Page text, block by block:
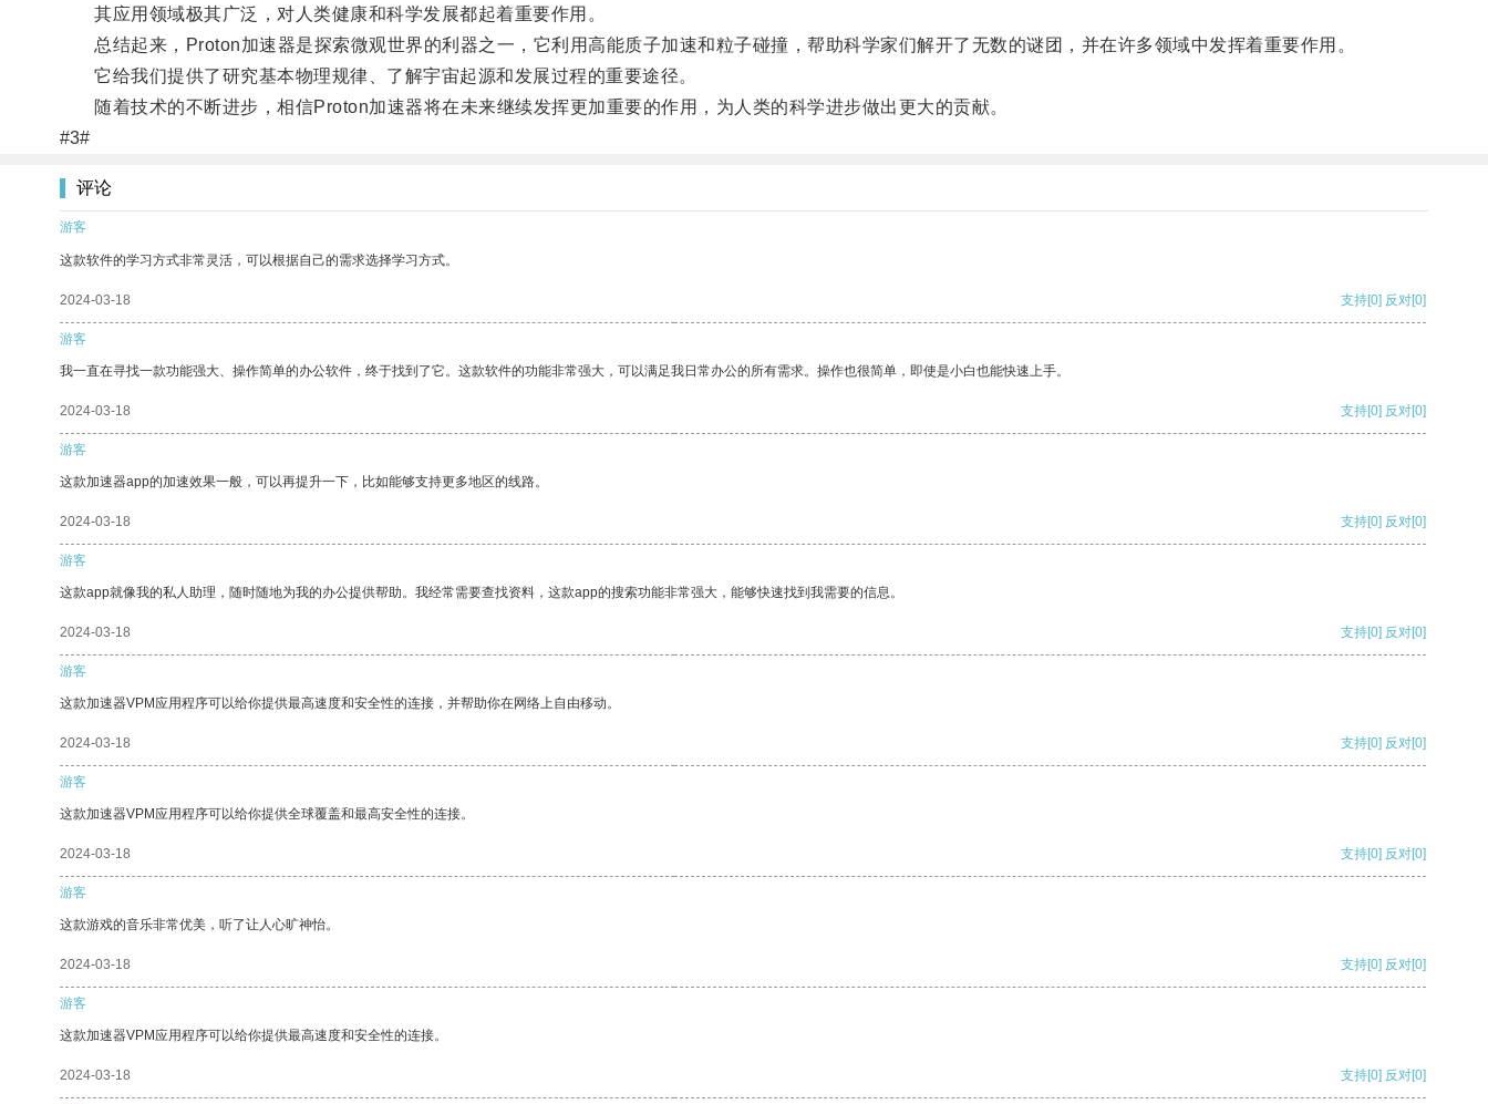
其应用领域极其广泛，对人类健康和科学发展都起着重要作用。
总结起来，Proton加速器是探索微观世界的利器之一，它利用高能质子加速和粒子碰撞，帮助科学家们解开了无数的谜团，并在许多领域中发挥着重要作用。
它给我们提供了研究基本物理规律、了解宇宙起源和发展过程的重要途径。
随着技术的不断进步，相信Proton加速器将在未来继续发挥更加重要的作用，为人类的科学进步做出更大的贡献。
#3#
评论
游客
这款软件的学习方式非常灵活，可以根据自己的需求选择学习方式。
2024-03-18 支持[0] 反对[0]
游客
我一直在寻找一款功能强大、操作简单的办公软件，终于找到了它。这款软件的功能非常强大，可以满足我日常办公的所有需求。操作也很简单，即使是小白也能快速上手。
2024-03-18 支持[0] 反对[0]
游客
这款加速器app的加速效果一般，可以再提升一下，比如能够支持更多地区的线路。
2024-03-18 支持[0] 反对[0]
游客
这款app就像我的私人助理，随时随地为我的办公提供帮助。我经常需要查找资料，这款app的搜索功能非常强大，能够快速找到我需要的信息。
2024-03-18 支持[0] 反对[0]
游客
这款加速器VPM应用程序可以给你提供最高速度和安全性的连接，并帮助你在网络上自由移动。
2024-03-18 支持[0] 反对[0]
游客
这款加速器VPM应用程序可以给你提供全球覆盖和最高安全性的连接。
2024-03-18 支持[0] 反对[0]
游客
这款游戏的音乐非常优美，听了让人心旷神怡。
2024-03-18 支持[0] 反对[0]
游客
这款加速器VPM应用程序可以给你提供最高速度和安全性的连接。
2024-03-18 支持[0] 反对[0]